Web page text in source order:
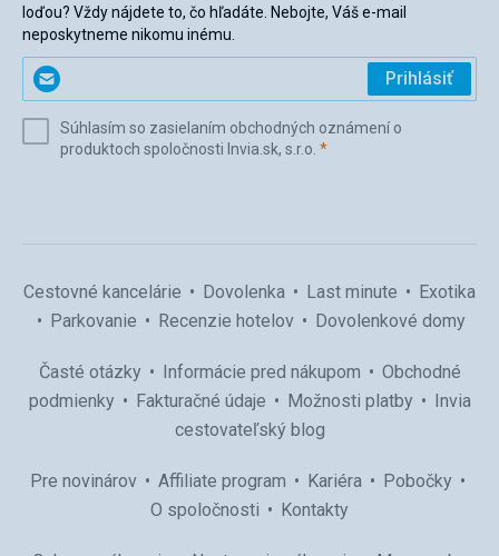
loďou? Vždy nájdete to, čo hľadáte. Nebojte, Váš e-mail
neposkytneme nikomu inému.
Zadajte
svoj
(povinné)
Prihlásiť
Súhlasím so zasielaním obchodných oznámení o
produktoch spoločnosti Invia.sk, s.r.o. *(povinné)
Cestovné kancelárie Dovolenka Last minute
Exotika
Parkovanie
Recenzie hotelov Dovolenkové domy
Časté otázky Informácie pred nákupom
Obchodné
podmienky
Fakturačné údaje Možnosti platby
Invia
cestovateľský blog
Pre novinárov Affiliate program Kariéra
Pobočky
O spoločnosti
Kontakty